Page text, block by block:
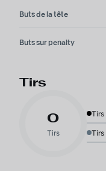
Buts de la tête
Buts sur penalty
Tirs
0
Tirs
Tirs
Tirs